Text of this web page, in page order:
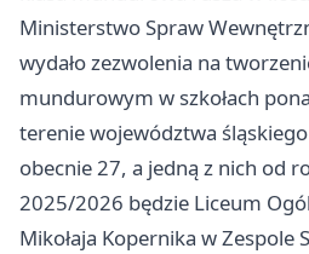
Ministerstwo Spraw
wydało zezwolenia na
mundurowym w szkołach
terenie województwa
obecnie 27, a jedną z nich od
2025/2026 będzie Liceum
Mikołaja Kopernika w Zespole